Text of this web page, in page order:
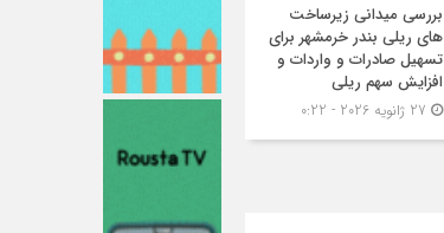
بررسی میدانی زیرساخت
های ریلی بندر خرمشهر برای
تسهیل صادرات و واردات و
افزایش سهم ریلی